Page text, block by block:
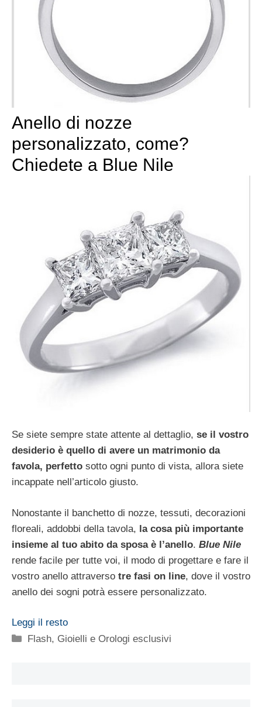
Anello di nozze
personalizzato, come?
Chiedete a Blue Nile
Se siete sempre state attente al dettaglio, se il vostro
desiderio è quello di avere un matrimonio da
favola, perfetto sotto ogni punto di vista, allora siete
incappate nell’articolo giusto.
Nonostante il banchetto di nozze, tessuti, decorazioni
floreali, addobbi della tavola, la cosa più importante
insieme al tuo abito da sposa è l’anello. Blue Nile
rende facile per tutte voi, il modo di progettare e fare il
vostro anello attraverso tre fasi on line, dove il vostro
anello dei sogni potrà essere personalizzato.
Leggi il resto
Categorie
Flash, Gioielli e Orologi esclusivi